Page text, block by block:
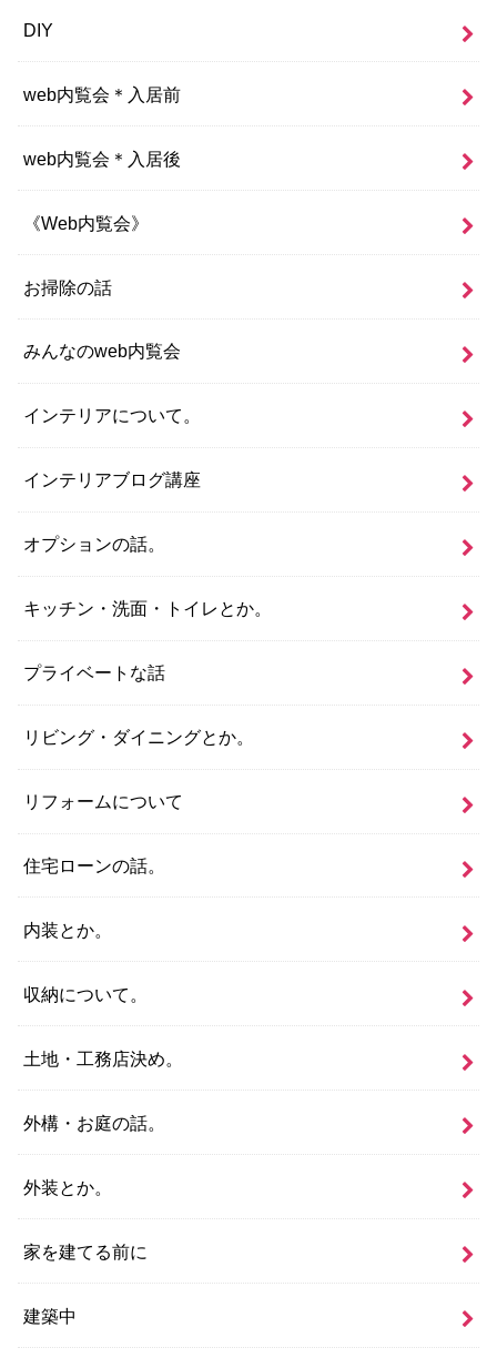
DIY
web内覧会＊入居前
web内覧会＊入居後
《Web内覧会》
お掃除の話
みんなのweb内覧会
インテリアについて。
インテリアブログ講座
オプションの話。
キッチン・洗面・トイレとか。
プライベートな話
リビング・ダイニングとか。
リフォームについて
住宅ローンの話。
内装とか。
収納について。
土地・工務店決め。
外構・お庭の話。
外装とか。
家を建てる前に
建築中